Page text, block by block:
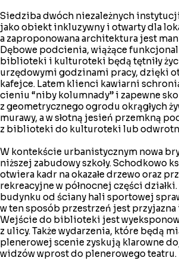
Siedziba dwóch niezależnych
jako obiekt inkluzywny i otwarty dla
a zaproponowana architektura jest
Dębowe podcienia, wiążące
biblioteki i kulturoteki będą tętniły
urzędowymi godzinami pracy, dzięki
kafejce. Latem klienci kawiarni
cieniu “niby kolumnady” i zapewne
z geometrycznego ogrodu okrągłych
murawy, a w słotną jesień przemkną
z biblioteki do kulturoteki lub
W kontekście urbanistycznym nowa
niższej zabudowy szkoły. Schodkowo
otwiera kadr na okazałe drzewo oraz
rekreacyjne w północnej części
budynku od ściany hali sportowej
w ten sposób przestrzeń jest przyjazna
Wejście do biblioteki jest
z ulicy. Także wydarzenia, które będą
plenerowej scenie zyskują klarowne
widzów wprost do plenerowego teatru.